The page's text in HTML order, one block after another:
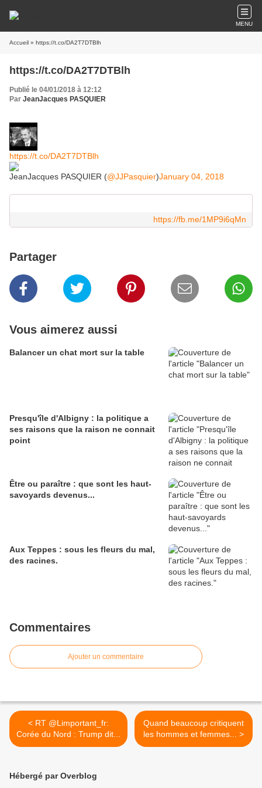
MENU
Accueil » https://t.co/DA2T7DTBlh
https://t.co/DA2T7DTBlh
Publié le 04/01/2018 à 12:12
Par JeanJacques PASQUIER
https://t.co/DA2T7DTBlh
JeanJacques PASQUIER (@JJPasquier)January 04, 2018
https://fb.me/1MP9i6qMn
Partager
Vous aimerez aussi
Balancer un chat mort sur la table
Presqu'île d'Albigny : la politique a
ses raisons que la raison ne connait
point
Être ou paraître : que sont les haut-
savoyards devenus...
Aux Teppes : sous les fleurs du mal,
des racines.
Commentaires
Ajouter un commentaire
< RT @Limportant_fr:
Corée du Nord : Trump dit...
Quand beaucoup critiquent
les hommes et femmes... >
Hébergé par Overblog